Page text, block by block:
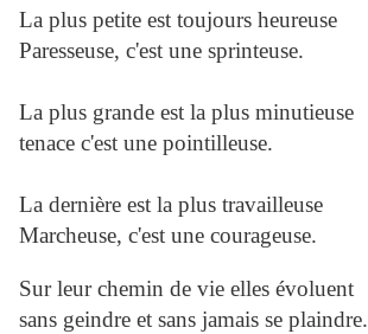
La plus petite est toujours heureuse
Paresseuse, c'est une sprinteuse.
La plus grande est la plus minutieuse
tenace c'est une pointilleuse.
La dernière est la plus travailleuse
Marcheuse, c'est une courageuse.
Sur leur chemin de vie elles évoluent
sans geindre et sans jamais se plaindre.